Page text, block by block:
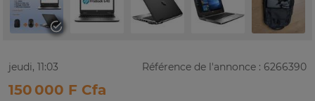
jeudi, 11:03 Référence de l'annonce : 6266390
150 000 F Cfa